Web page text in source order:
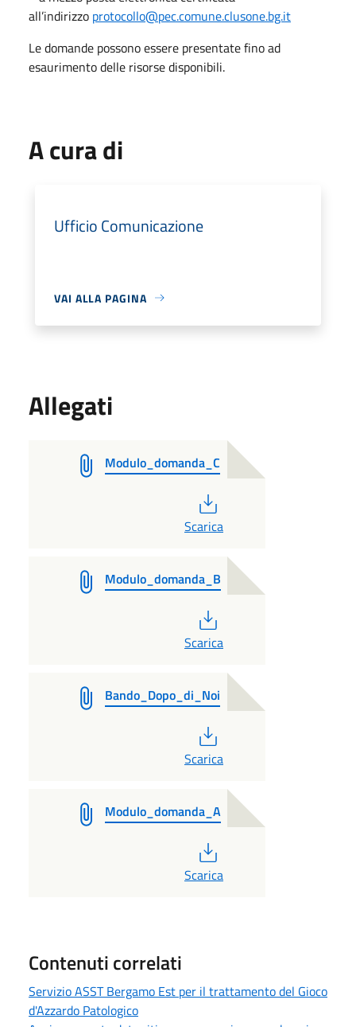
all’indirizzo protocollo@pec.comune.clusone.bg.it
Le domande possono essere presentate fino ad
esaurimento delle risorse disponibili.
A cura di
Ufficio Comunicazione
VAI ALLA PAGINA
Allegati
Modulo_domanda_C
Scarica
Modulo_domanda_B
Scarica
Bando_Dopo_di_Noi
Scarica
Modulo_domanda_A
Scarica
Contenuti correlati
Servizio ASST Bergamo Est per il trattamento del Gioco
d'Azzardo Patologico